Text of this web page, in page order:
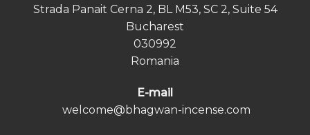
Strada Panait Cerna 2, BL M53, SC 2, Suite 54
Bucharest
030992
Romania
E-mail
welcome@bhagwan-incense.com